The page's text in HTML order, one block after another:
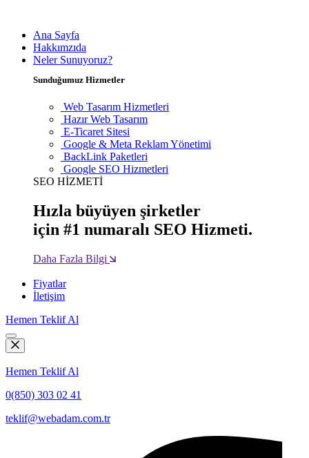
Ana Sayfa
Hakkımzıda
Neler Sunuyoruz?
Sunduğumuz Hizmetler
Web Tasarım Hizmetleri
Hazır Web Tasarım
E-Ticaret Sitesi
Google & Meta Reklam Yönetimi
BackLink Paketleri
Google SEO Hizmetleri
SEO HİZMETİ
Hızla büyüyen şirketler
için #1 numaralı SEO Hizmeti.
Daha Fazla Bilgi
Fiyatlar
İletişim
Hemen Teklif Al
Hemen Teklif Al
0(850) 303 02 41
teklif@webadam.com.tr